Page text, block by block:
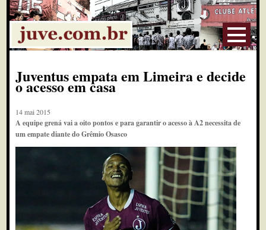
Juventus empata em Limeira e decide
o acesso em casa
14 mai 2015
A equipe grená vai a oito pontos e para garantir o acesso à A2 necessita de
um empate diante do Grêmio Osasco